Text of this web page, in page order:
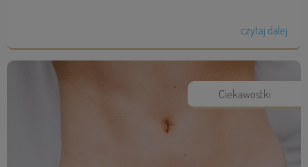
czytaj dalej
Ciekawostki